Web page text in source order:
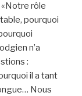
rôle
pourquoi
n’a
:
il a tant
Nous